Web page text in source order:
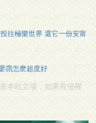
往極樂世界 還它一份安甯
霛怎麽超度好
本站立場，如果有侵權